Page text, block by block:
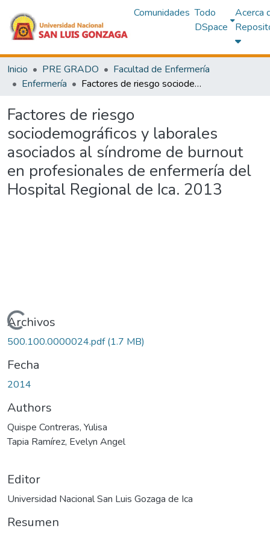
Comunidades Todo
DSpace
Acerca
Inicio PRE GRADO
Facultad de Enfermería
Enfermería
Factores de riesgo sociodemográficos y laborales asociados al síndrome de burnout en profesionales de enfermería del Hospital Regional de Ica. 2013
Factores de riesgo
sociodemográficos y laborales
asociados al síndrome de burnout
en profesionales de enfermería del
Hospital Regional de Ica. 2013
Cargando...
Archivos
500.100.0000024.pdf(1.7 MB)
Fecha
2014
Authors
Quispe Contreras, Yulisa
Tapia Ramírez, Evelyn Angel
Editor
Universidad Nacional San Luis Gozaga de Ica
Resumen